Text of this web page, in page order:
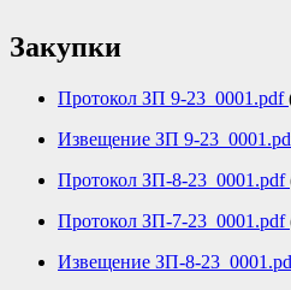
Закупки
Протокол ЗП 9-23_0001.pdf
Извещение ЗП 9-
Протокол ЗП-8-23_0001.pdf
Протокол ЗП-7-23_0001.pdf
Извещение ЗП-8-